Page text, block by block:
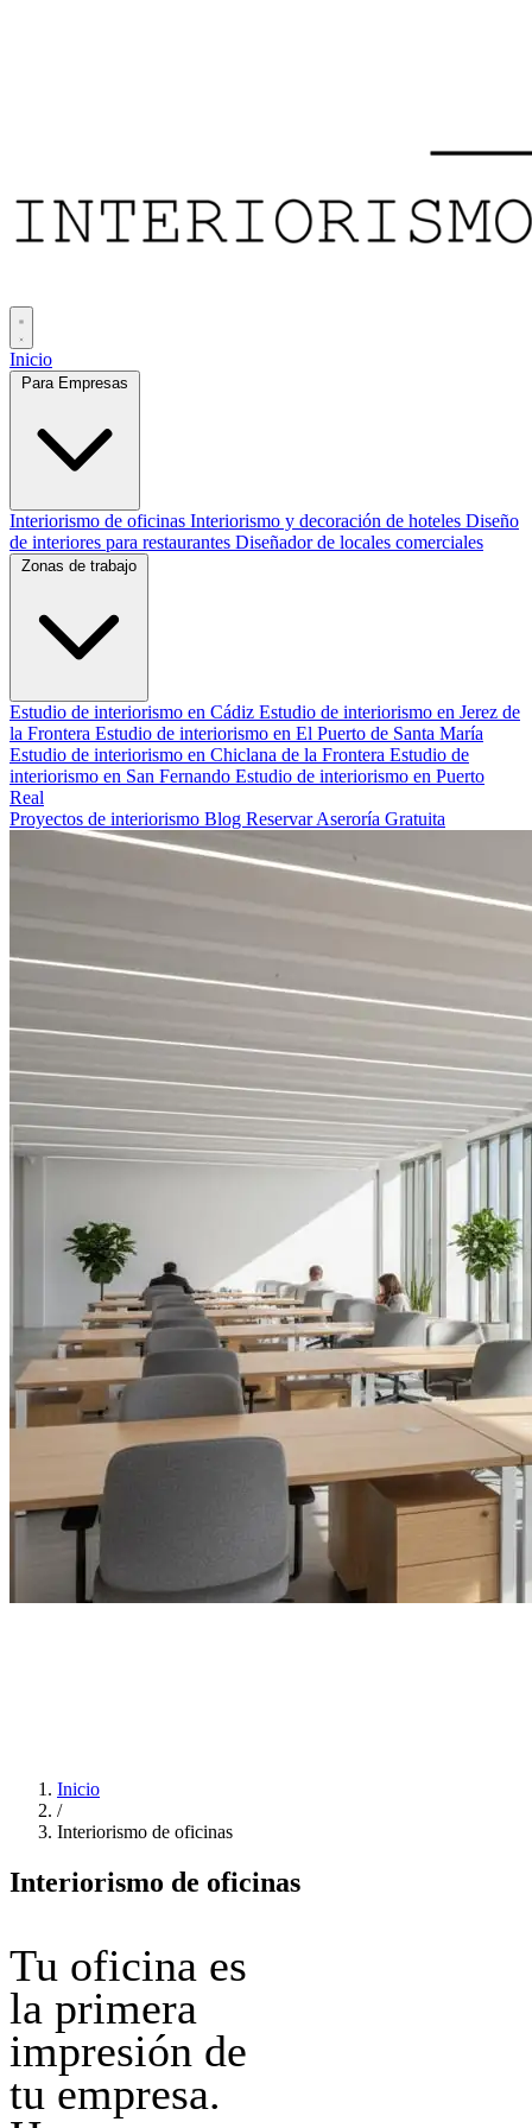
Inicio
Interiorismo de oficinas Interiorismo y decoración de hoteles Diseño
de interiores para restaurantes Diseñador de locales comerciales
Estudio de interiorismo en Cádiz Estudio de interiorismo en Jerez de
la Frontera Estudio de interiorismo en El Puerto de Santa María
Estudio de interiorismo en Chiclana de la Frontera Estudio de
interiorismo en San Fernando Estudio de interiorismo en Puerto
Real
Proyectos de interiorismo Blog Reservar Aseroría Gratuita
Inicio
/
Interiorismo de oficinas
Interiorismo de oficinas
Tu oficina es
la primera
impresión de
tu empresa.